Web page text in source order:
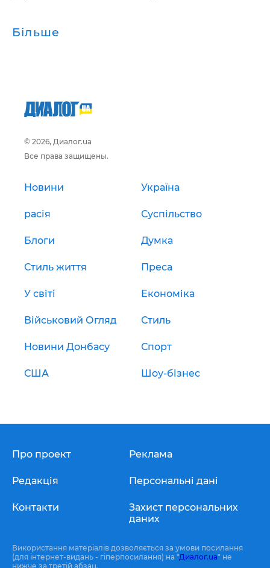
Більше
© 2026, Диалог.ua
Все права защищены.
Новини Україна
расія Суспільство
Блоги Думка
Стиль життя Преса
У світі Економіка
Військовий Огляд Стиль
Новини Донбасу Спорт
США Шоу-бізнес
Про проект
Редакція
Контакти
Реклама
Персональні дані
Захист персональних
даних
Використання матеріалів дозволяється за умови посилання
(для інтернет-видань - гіперпосилання) на "Диалог.ua" не
нижче за третій абзац.